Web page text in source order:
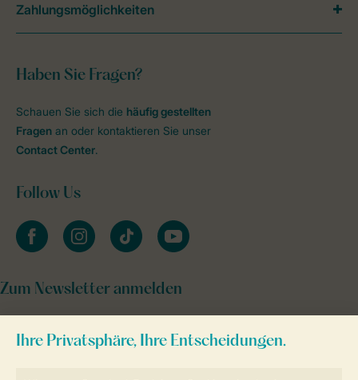
Haben Sie Fragen?
Schauen Sie sich die häufig gestellten
Fragen an oder kontaktieren Sie unser
Contact Center.
Follow Us
facebookinstagramtiktok youtube
Zum Newsletter anmelden
Zahlungsmöglichkeiten